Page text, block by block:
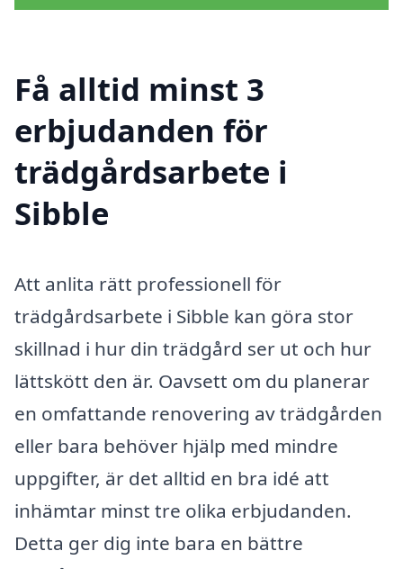
Få alltid minst 3
erbjudanden för
trädgårdsarbete i
Sibble
Att anlita rätt professionell för
trädgårdsarbete i Sibble kan göra stor
skillnad i hur din trädgård ser ut och hur
lättskött den är. Oavsett om du planerar
en omfattande renovering av trädgården
eller bara behöver hjälp med mindre
uppgifter, är det alltid en bra idé att
inhämtar minst tre olika erbjudanden.
Detta ger dig inte bara en bättre